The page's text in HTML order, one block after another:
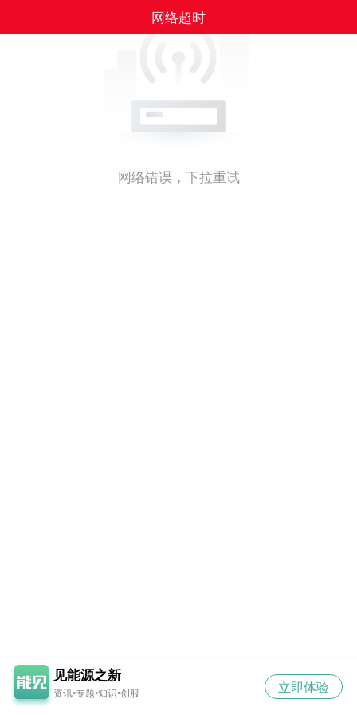
网络错误，下拉重试
见能源之新
资讯•专题•知识•创服 立即体验
网络超时